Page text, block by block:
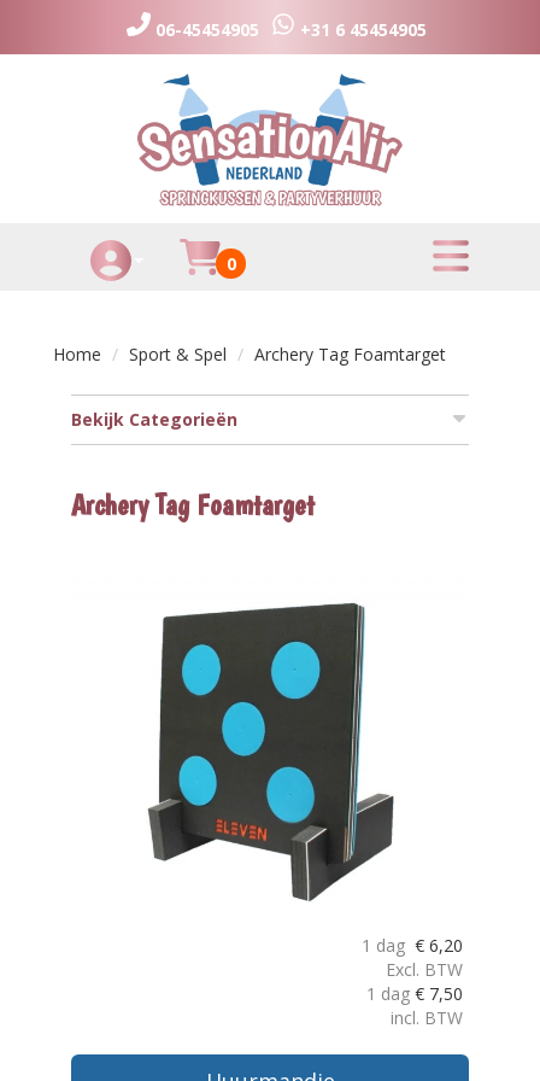
06-45454905 +31 6 45454905
Toggle Account dropdown
Huurmandje
0
toggle menu
Home Sport & Spel Archery Tag Foamtarget
Bekijk Categorieën
Archery Tag Foamtarget
1 dag € 6,20
Excl. BTW
1 dag € 7,50
incl. BTW